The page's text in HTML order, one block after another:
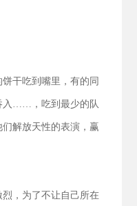
干吃到嘴里，有的同
入……，吃到最少的队
解放天性的表演，赢
，为了不让自己所在